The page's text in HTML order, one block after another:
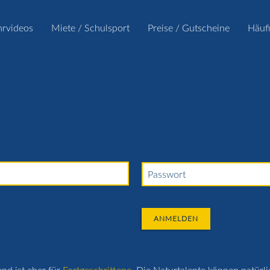
Miete / Schulsport Preise / Gutscheine
Passwort
ANMELDEN